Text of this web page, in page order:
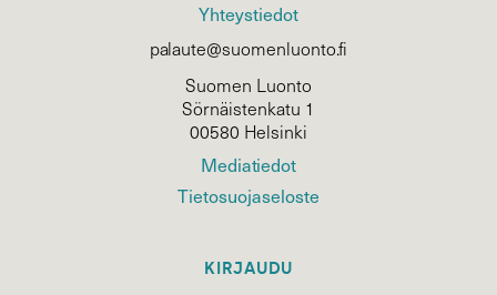
Yhteystiedot
palaute@suomenluonto.fi
Suomen Luonto
Sörnäistenkatu 1
00580 Helsinki
Mediatiedot
Tietosuojaseloste
KIRJAUDU